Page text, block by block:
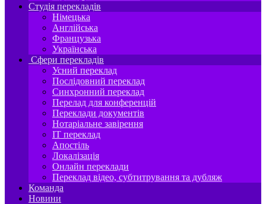
Студія перекладів
Німецька
Англійська
Французька
Українська
Сфери перекладів
Усний переклад
Послідовний переклад
Синхронний переклад
Перелад для конференцій
Переклади документів
Нотаріальне завірення
IT переклад
Апостіль
Локалізація
Онлайн переклади
Переклад відео, субтитрування та дубляж
Команда
Новини